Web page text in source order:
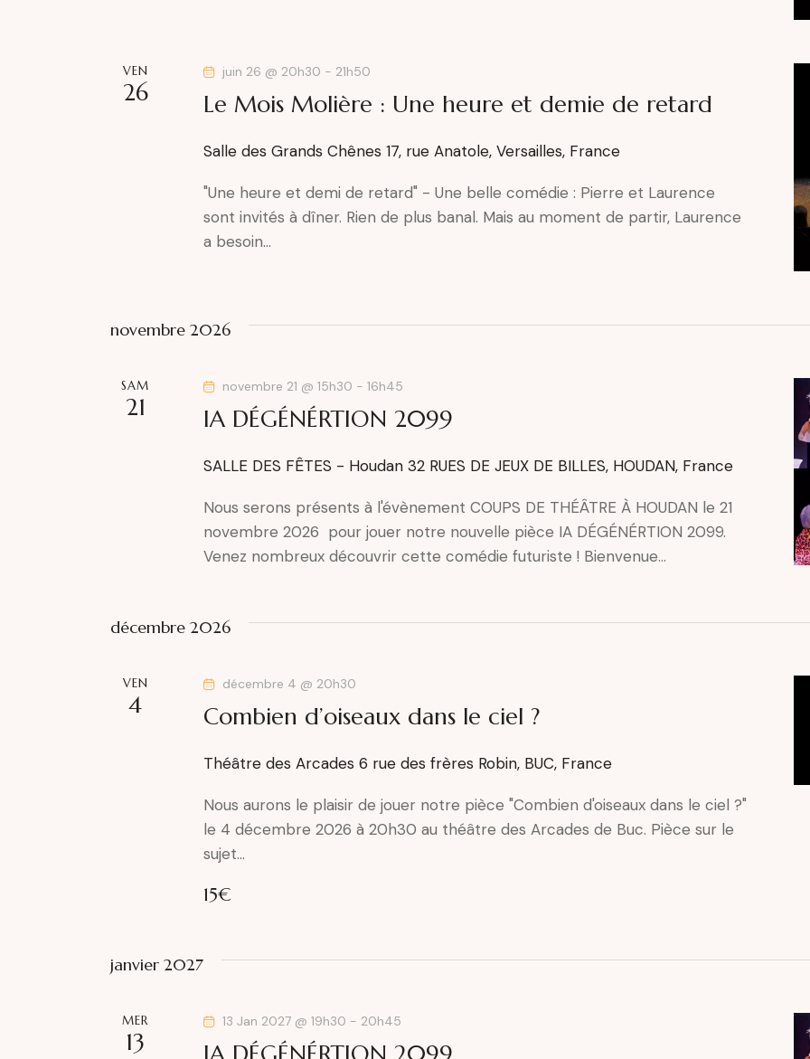
VEN
26 Le Mois Molière : Une heure et demie de retard
juin 26 @ 20h30 - 21h50
Salle des Grands Chênes17, rue Anatole, Versailles, France
"Une heure et demi de retard" - Une belle comédie : Pierre et Laurence
sont invités à dîner. Rien de plus banal. Mais au moment de partir, Laurence
a besoin…
novembre 2026
SAM
21 IA DÉGÉNÉRTION 2099
novembre 21 @ 15h30 -16h45
SALLE DES FÊTES - Houdan32 RUES DE JEUX DE BILLES, HOUDAN, France
Nous serons présents à l'évènement COUPS DE THÉÂTRE À HOUDAN le 21
novembre 2026 pour jouer notre nouvelle pièce IA DÉGÉNÉRTION 2099.
Venez nombreux découvrir cette comédie futuriste ! Bienvenue…
décembre 2026
VEN
4 Combien d’oiseaux dans le ciel ?
décembre 4 @ 20h30
Théâtre des Arcades6 rue des frères Robin, BUC, France
Nous aurons le plaisir de jouer notre pièce "Combien d'oiseaux dans le ciel ?"
le 4 décembre 2026 à 20h30 au théâtre des Arcades de Buc. Pièce sur le
sujet…
15€
janvier 2027
MER
13 IA DÉGÉNÉRTION 2099
13 Jan 2027 @ 19h30 - 20h45